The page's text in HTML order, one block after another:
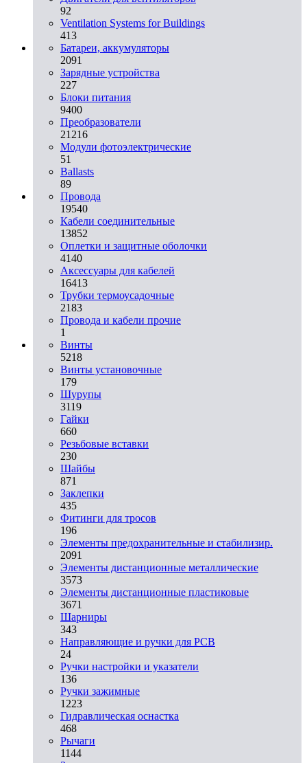
92
Ventilation Systems for Buildings
413
Батареи, аккумуляторы
2091
Зарядные устройства
227
Блоки питания
9400
Преобразователи
21216
Модули фотоэлектрические
51
Ballasts
89
Провода
19540
Кабели соединительные
13852
Оплетки и защитные оболочки
4140
Аксессуары для кабелей
16413
Трубки термоусадочные
2183
Провода и кабели прочие
1
Винты
5218
Винты установочные
179
Шурупы
3119
Гайки
660
Резьбовые вставки
230
Шайбы
871
Заклепки
435
Фитинги для тросов
196
Элементы предохранительные и стабилизир.
2091
Элементы дистанционные металлические
3573
Элементы дистанционные пластиковые
3671
Шарниры
343
Направляющие и ручки для PCB
24
Ручки настройки и указатели
136
Ручки зажимные
1223
Гидравлическая оснастка
468
Рычаги
1144